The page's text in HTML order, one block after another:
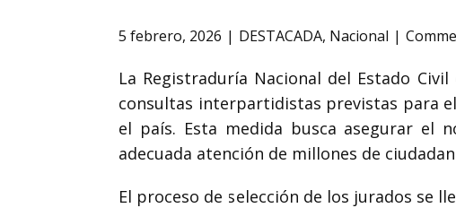
5 febrero, 2026 DESTACADA, Nacional
La Registraduría Nacional del Estado
consultas interpartidistas previstas para
el país. Esta medida busca asegurar el
adecuada atención de millones de
El proceso de selección de los jurados se